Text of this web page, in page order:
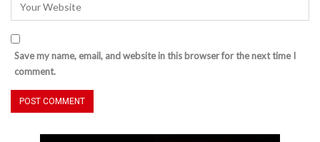
Save my name, email, and website in this browser for the next time I
comment.